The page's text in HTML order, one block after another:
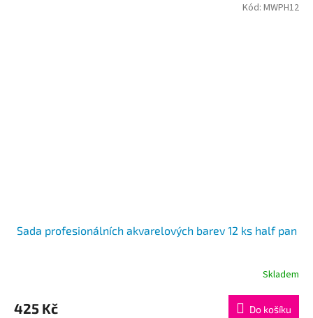
Sada profesionálních akvarelových barev 12 ks half pan
Skladem
425 Kč Do košíku
Kód: MWPH12